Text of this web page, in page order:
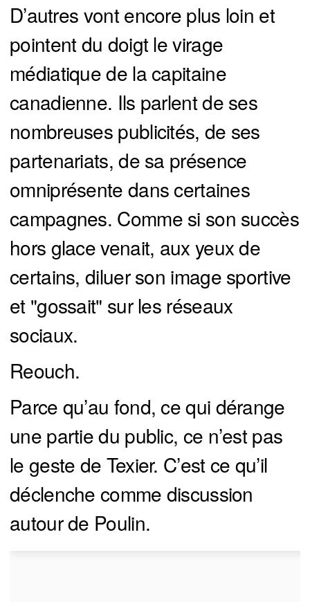
D’autres vont encore plus loin et
pointent du doigt le virage
médiatique de la capitaine
canadienne. Ils parlent de ses
nombreuses publicités, de ses
partenariats, de sa présence
omniprésente dans certaines
campagnes. Comme si son succès
hors glace venait, aux yeux de
certains, diluer son image sportive
et "gossait" sur les réseaux
sociaux.
Reouch.
Parce qu’au fond, ce qui dérange
une partie du public, ce n’est pas
le geste de Texier. C’est ce qu’il
déclenche comme discussion
autour de Poulin.